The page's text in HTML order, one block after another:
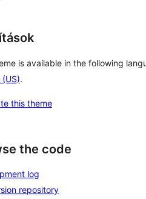
is available in the following
(US).
this theme
the code
log
repository